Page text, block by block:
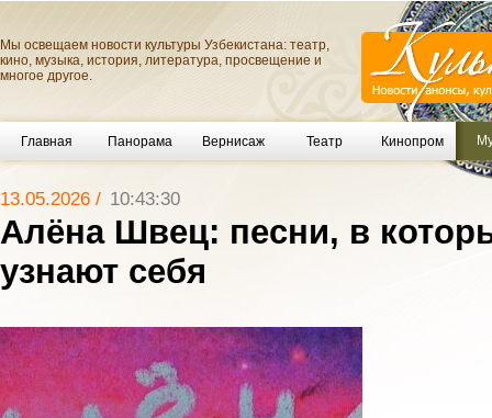
Мы освещаем новости культуры Узбекистана: театр,
кино, музыка, история, литература, просвещение и
многое другое.
Главная Панорама Вернисаж Театр Кинопром
13.05.2026 / 10:43:30
Алёна Швец: песни, в
узнают себя